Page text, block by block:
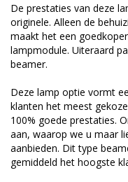
De prestaties van deze
originele. Alleen de
maakt het een
lampmodule. Uiteraard
beamer.
Deze lamp optie vormt
klanten het meest
100% goede prestaties.
aan, waarop we u maar
aanbieden. Dit type
gemiddeld het hoogste